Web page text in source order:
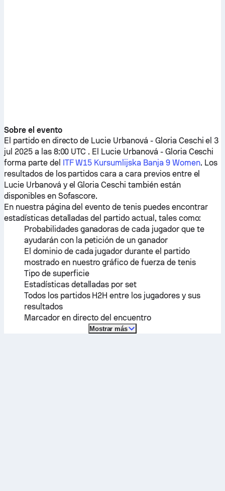
Sobre el evento
El partido en directo de Lucie Urbanová - Gloria Ceschi el 3
jul 2025 a las 8:00 UTC . El Lucie Urbanová - Gloria Ceschi
forma parte del ITF W15 Kursumlijska Banja 9 Women. Los
resultados de los partidos cara a cara previos entre el
Lucie Urbanová y elGloria Ceschi también están
disponibles en Sofascore.
En nuestra página del evento de tenis puedes encontrar
estadísticas detalladas del partido actual, tales como:
Probabilidades ganadoras de cada jugador que te
ayudarán con la petición de un ganador
El dominio de cada jugador durante el partido
mostrado en nuestro gráfico de fuerza de tenis
Tipo de superficie
Estadísticas detalladas por set
Todos los partidos H2H entre los jugadores y sus
resultados
Marcador en directo del encuentro
Mostrar más